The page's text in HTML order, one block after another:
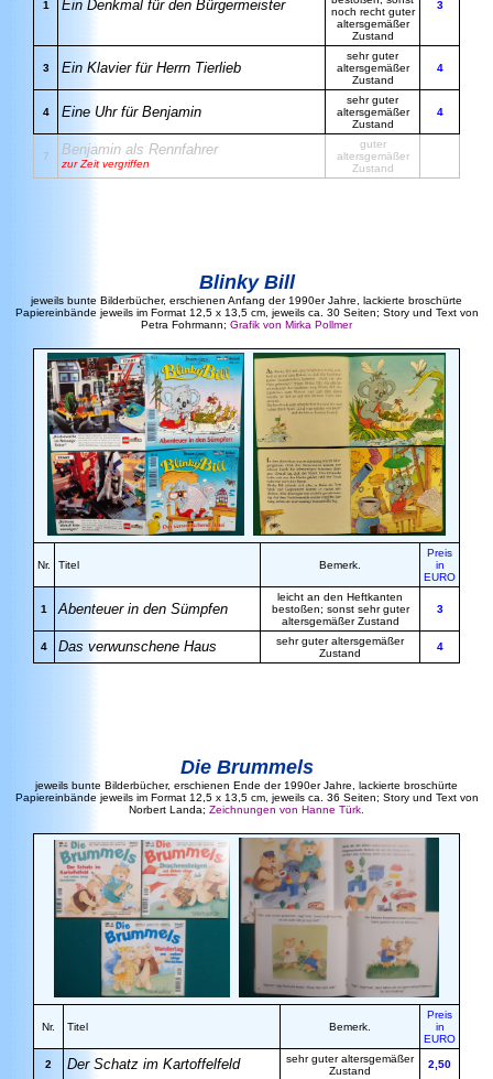
1 Ein Denkmal für den Bürgermeister
noch recht guter
altersgemäßer
Zustand
3
3 Ein Klavier für Herrn Tierlieb
sehr guter
altersgemäßer
Zustand
4
4 Eine Uhr für Benjamin
sehr guter
altersgemäßer
Zustand
4
7 Benjamin als Rennfahrer
zur Zeit vergriffen
guter
altersgemäßer
Zustand
Blinky Bill
jeweils bunte Bilderbücher, erschienen Anfang der 1990er Jahre, lackierte broschürte
Papiereinbände jeweils im Format 12,5 x 13,5 cm, jeweils ca. 30 Seiten; Story und Text von
Petra Fohrmann; Grafik von Mirka Pollmer
Nr. Titel Bemerk.
Preis
in
EURO
1 Abenteuer in den Sümpfen
leicht an den Heftkanten
bestoßen; sonst sehr guter
altersgemäßer Zustand
3
4 Das verwunschene Haus
sehr guter altersgemäßer
Zustand
4
Die Brummels
jeweils bunte Bilderbücher, erschienen Ende der 1990er Jahre, lackierte broschürte
Papiereinbände jeweils im Format 12,5 x 13,5 cm, jeweils ca. 36 Seiten; Story und Text von
Norbert Landa; Zeichnungen von Hanne Türk.
Nr. Titel Bemerk.
Preis
in
EURO
2 Der Schatz im Kartoffelfeld
sehr guter altersgemäßer
Zustand
2,50